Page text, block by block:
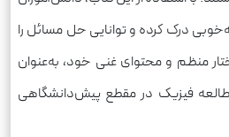
درک کرده و توانایی حل مسائل را
منظم و محتوای غنی خود، به‌عنوان
فیزیک در مقطع پیش‌دانشگاهی